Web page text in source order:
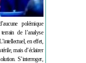
polémique
de l’analyse
en effet,
mais d’éclairer
S’interroger,